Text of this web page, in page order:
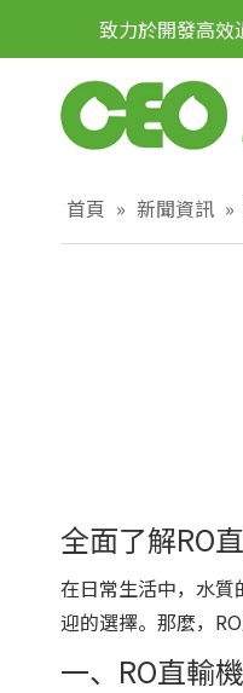
致力於開發高效過
首頁 » 新聞資訊 »
全面了解RO
在日常生活中，水
迎的選擇。那麼，
一、RO直輸